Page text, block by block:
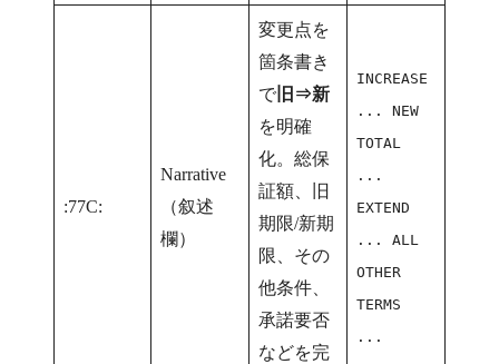
:77C:
Narrative
（叙述
欄）
変更点を
箇条書き
で旧⇒新
を明確
化。総保
証額、旧
期限/新期
限、その
他条件、
承諾要否
などを完
INCREASE
... NEW
TOTAL
...
EXTEND
... ALL
OTHER
TERMS
...